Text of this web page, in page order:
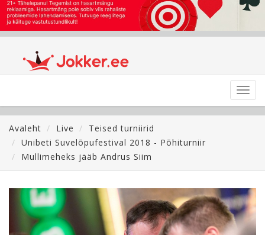
Avaleht
Live
Teised turniirid
Unibeti Suvelõpufestival 2018 - Põhiturniir
Mullimeheks jääb Andrus Siim